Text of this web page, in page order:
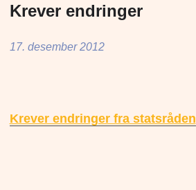
Krever endringer
17. desember 2012
Krever endringer fra statsråden